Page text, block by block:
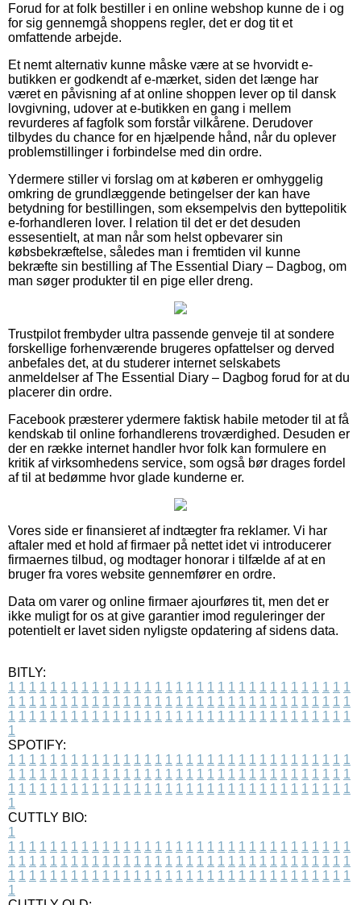
Forud for at folk bestiller i en online webshop kunne de i og
for sig gennemgå shoppens regler, det er dog tit et
omfattende arbejde.
Et nemt alternativ kunne måske være at se hvorvidt e-
butikken er godkendt af e-mærket, siden det længe har
været en påvisning af at online shoppen lever op til dansk
lovgivning, udover at e-butikken en gang i mellem
revurderes af fagfolk som forstår vilkårene. Derudover
tilbydes du chance for en hjælpende hånd, når du oplever
problemstillinger i forbindelse med din ordre.
Ydermere stiller vi forslag om at køberen er omhyggelig
omkring de grundlæggende betingelser der kan have
betydning for bestillingen, som eksempelvis den byttepolitik
e-forhandleren lover. I relation til det er det desuden
essesentielt, at man når som helst opbevarer sin
købsbekræftelse, således man i fremtiden vil kunne
bekræfte sin bestilling af The Essential Diary – Dagbog, om
man søger produkter til en pige eller dreng.
Trustpilot frembyder ultra passende genveje til at sondere
forskellige forhenværende brugeres opfattelser og derved
anbefales det, at du studerer internet selskabets
anmeldelser af The Essential Diary – Dagbog forud for at du
placerer din ordre.
Facebook præsterer ydermere faktisk habile metoder til at få
kendskab til online forhandlerens troværdighed. Desuden er
der en række internet handler hvor folk kan formulere en
kritik af virksomhedens service, som også bør drages fordel
af til at bedømme hvor glade kunderne er.
Vores side er finansieret af indtægter fra reklamer. Vi har
aftaler med et hold af firmaer på nettet idet vi introducerer
firmaernes tilbud, og modtager honorar i tilfælde af at en
bruger fra vores website gennemfører en ordre.
Data om varer og online firmaer ajourføres tit, men det er
ikke muligt for os at give garantier imod reguleringer der
potentielt er lavet siden nyligste opdatering af sidens data.
BITLY:
1 1 1 1 1 1 1 1 1 1 1 1 1 1 1 1 1 1 1 1 1 1 1 1 1 1 1 1 1 1 1 1 1
1 1 1 1 1 1 1 1 1 1 1 1 1 1 1 1 1 1 1 1 1 1 1 1 1 1 1 1 1 1 1 1 1
1 1 1 1 1 1 1 1 1 1 1 1 1 1 1 1 1 1 1 1 1 1 1 1 1 1 1 1 1 1 1 1 1
1
SPOTIFY:
1 1 1 1 1 1 1 1 1 1 1 1 1 1 1 1 1 1 1 1 1 1 1 1 1 1 1 1 1 1 1 1 1
1 1 1 1 1 1 1 1 1 1 1 1 1 1 1 1 1 1 1 1 1 1 1 1 1 1 1 1 1 1 1 1 1
1 1 1 1 1 1 1 1 1 1 1 1 1 1 1 1 1 1 1 1 1 1 1 1 1 1 1 1 1 1 1 1 1
1
CUTTLY BIO:
1
1 1 1 1 1 1 1 1 1 1 1 1 1 1 1 1 1 1 1 1 1 1 1 1 1 1 1 1 1 1 1 1 1
1 1 1 1 1 1 1 1 1 1 1 1 1 1 1 1 1 1 1 1 1 1 1 1 1 1 1 1 1 1 1 1 1
1 1 1 1 1 1 1 1 1 1 1 1 1 1 1 1 1 1 1 1 1 1 1 1 1 1 1 1 1 1 1 1 1
1